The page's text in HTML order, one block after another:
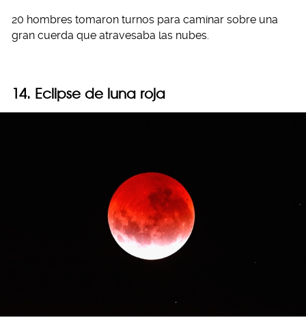
20 hombres tomaron turnos para caminar sobre una
gran cuerda que atravesaba las nubes.
14. Eclipse de luna roja